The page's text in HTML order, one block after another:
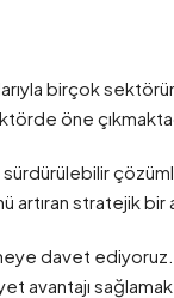
birçok
öne
stratejik bir
davet ediyoruz.
avantajı sağlamak